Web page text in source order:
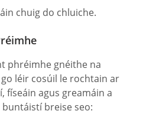
chuig do chluiche.
phréimhe gnéithe na
léir cosúil le rochtain ar
físeáin agus greamáin a
breise seo: